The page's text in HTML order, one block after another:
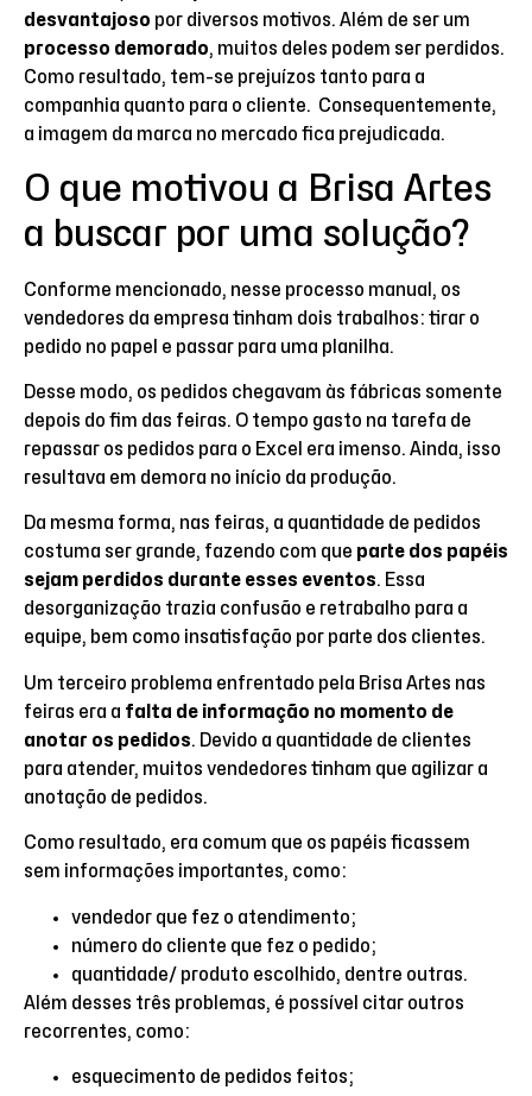
desvantajoso por diversos motivos. Além de ser um
processo demorado, muitos deles podem ser perdidos.
Como resultado, tem-se prejuízos tanto para a
companhia quanto para o cliente. Consequentemente,
a imagem da marca no mercado fica prejudicada.
O que motivou a Brisa Artes
a buscar por uma solução?
Conforme mencionado, nesse processo manual, os
vendedores da empresa tinham dois trabalhos: tirar o
pedido no papel e passar para uma planilha.
Desse modo, os pedidos chegavam às fábricas somente
depois do fim das feiras. O tempo gasto na tarefa de
repassar os pedidos para o Excel era imenso. Ainda, isso
resultava em demora no início da produção.
Da mesma forma, nas feiras, a quantidade de pedidos
costuma ser grande, fazendo com que parte dos papéis
sejam perdidos durante esses eventos. Essa
desorganização trazia confusão e retrabalho para a
equipe, bem como insatisfação por parte dos clientes.
Um terceiro problema enfrentado pela Brisa Artes nas
feiras era a falta de informação no momento de
anotar os pedidos. Devido a quantidade de clientes
para atender, muitos vendedores tinham que agilizar a
anotação de pedidos.
Como resultado, era comum que os papéis ficassem
sem informações importantes, como:
vendedor que fez o atendimento;
número do cliente que fez o pedido;
quantidade/ produto escolhido, dentre outras.
Além desses três problemas, é possível citar outros
recorrentes, como:
esquecimento de pedidos feitos;